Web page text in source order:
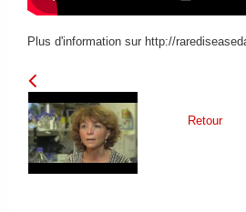
Plus d'information sur http://
Retour